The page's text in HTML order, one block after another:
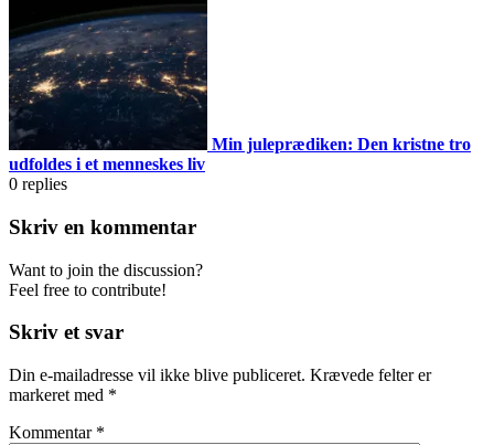
Min juleprædiken: Den kristne tro
udfoldes i et menneskes liv
0 replies
Skriv en kommentar
Want to join the discussion?
Feel free to contribute!
Skriv et svar
Din e-mailadresse vil ikke blive publiceret. Krævede felter er
markeret med *
Kommentar *